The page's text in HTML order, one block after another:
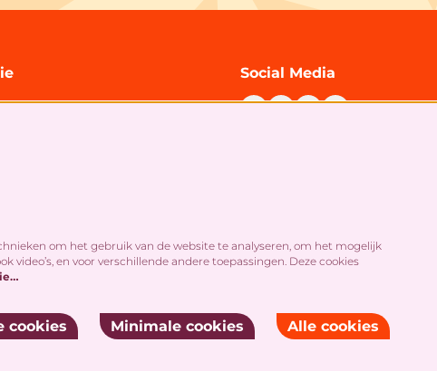
Social Media
om het gebruik van de website te analyseren, om het mogelijk
video’s, en voor verschillende andere toepassingen. Deze cookies
cookies Minimale cookies Alle cookies